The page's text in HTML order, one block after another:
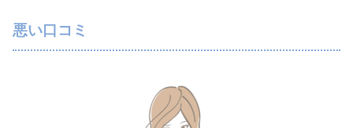
悪い口コミ